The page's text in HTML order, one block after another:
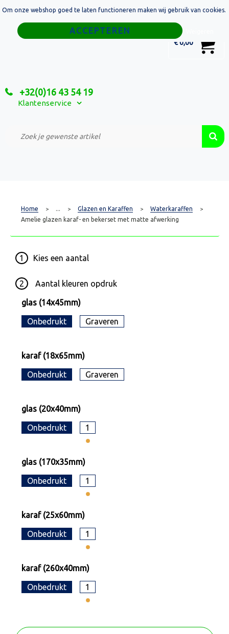
€ 0,00
+32(0)16 43 54 19
Klantenservice
Home
Relatiegeschenken
Custom Made Projecten
Home > ... > Glazen en Karaffen > Waterkaraffen >
Amelie glazen karaf- en bekerset met matte afwerking
1 Kies een aantal
2 Aantal kleuren opdruk
glas (14x45mm)
Onbedrukt Graveren
karaf (18x65mm)
Onbedrukt Graveren
glas (20x40mm)
Onbedrukt 1
glas (170x35mm)
Onbedrukt 1
karaf (25x60mm)
Onbedrukt 1
karaf (260x40mm)
Onbedrukt 1
Om onze webshop goed te laten functioneren maken wij gebruik van cookies.